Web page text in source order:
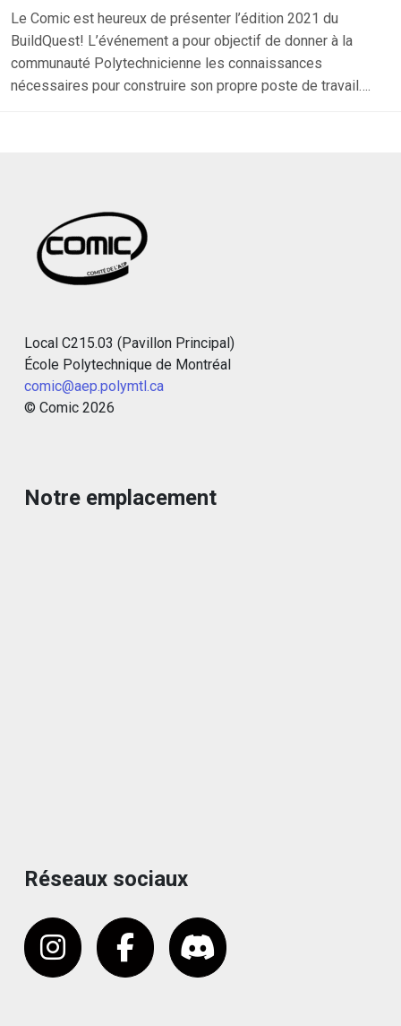
Le Comic est heureux de présenter l’édition 2021 du
BuildQuest! L’événement a pour objectif de donner à la
communauté Polytechnicienne les connaissances
nécessaires pour construire son propre poste de travail….
Local C215.03 (Pavillon Principal)
École Polytechnique de Montréal
comic@aep.polymtl.ca
© Comic 2026
Notre emplacement
Réseaux sociaux